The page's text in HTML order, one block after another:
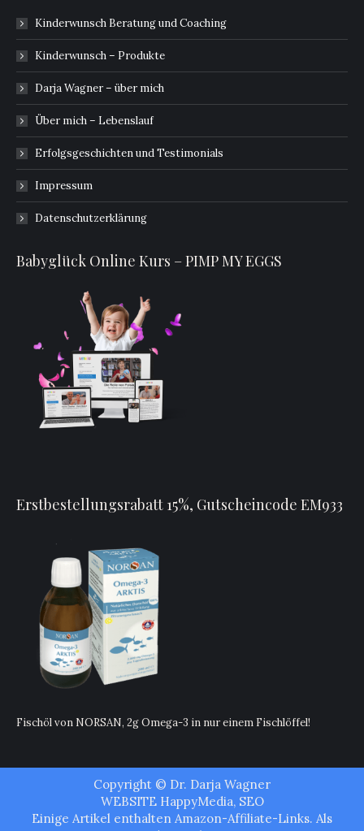
Kinderwunsch Beratung und Coaching
Kinderwunsch – Produkte
Darja Wagner – über mich
Über mich – Lebenslauf
Erfolgsgeschichten und Testimonials
Impressum
Datenschutzerklärung
Babyglück Online Kurs – PIMP MY EGGS
Erstbestellungsrabatt 15%, Gutscheincode EM933
Fischöl von NORSAN, 2g Omega-3 in nur einem Fischlöffel!
Copyright © Dr. Darja Wagner
WEBSITE HappyMedia, SEO
Einige Artikel enthalten Amazon-Affiliate-Links. Als